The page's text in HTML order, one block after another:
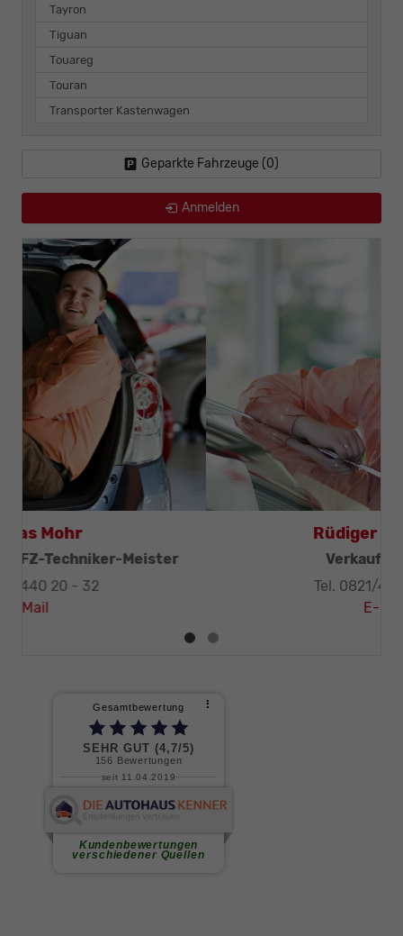
Tayron
Tiguan
Touareg
Touran
Transporter Kastenwagen
Geparkte Fahrzeuge (0)
Anmelden
Geschäftsleitung, KFZ-Techniker-Meister